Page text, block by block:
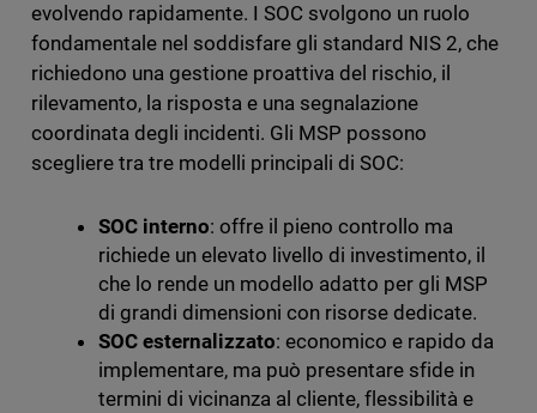
evolvendo rapidamente. I SOC svolgono un ruolo
fondamentale nel soddisfare gli standard NIS 2, che
richiedono una gestione proattiva del rischio, il
rilevamento, la risposta e una segnalazione
coordinata degli incidenti. Gli MSP possono
scegliere tra tre modelli principali di SOC:
SOC interno: offre il pieno controllo ma
richiede un elevato livello di investimento, il
che lo rende un modello adatto per gli MSP
di grandi dimensioni con risorse dedicate.
SOC esternalizzato: economico e rapido da
implementare, ma può presentare sfide in
termini di vicinanza al cliente, flessibilità e